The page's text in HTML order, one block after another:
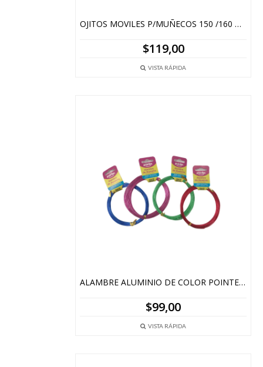
OJITOS MOVILES P/MUÑECOS 150 /160 PIEZAS
$119,00
VISTA RÁPIDA
ALAMBRE ALUMINIO DE COLOR POINTER 8 MTS.
$99,00
VISTA RÁPIDA